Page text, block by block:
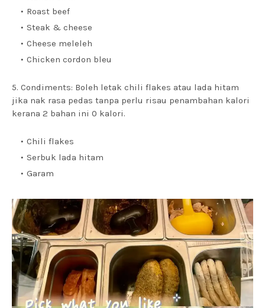
Roast beef
Steak & cheese
Cheese meleleh
Chicken cordon bleu
5. Condiments: Boleh letak chili flakes atau lada hitam
jika nak rasa pedas tanpa perlu risau penambahan kalori
kerana 2 bahan ini 0 kalori.
Chili flakes
Serbuk lada hitam
Garam